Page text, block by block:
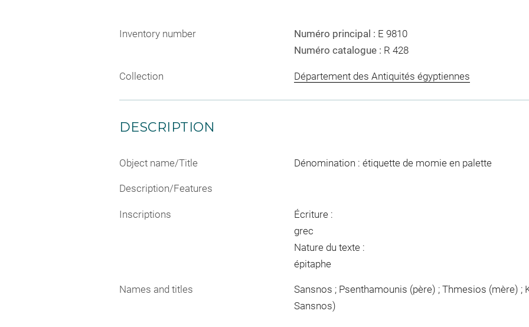
Inventory number Numéro principal : E 9810
Numéro catalogue : R 428
Collection Département des Antiquités égyptiennes
DESCRIPTION
Object name/Title Dénomination : étiquette de momie en palette
Description/Features
Inscriptions
Écriture :
grec
Nature du texte :
épitaphe
Names and titles
Sansnos ; Psenthamounis (père) ; Thmesios (mère) ;
Sansnos)